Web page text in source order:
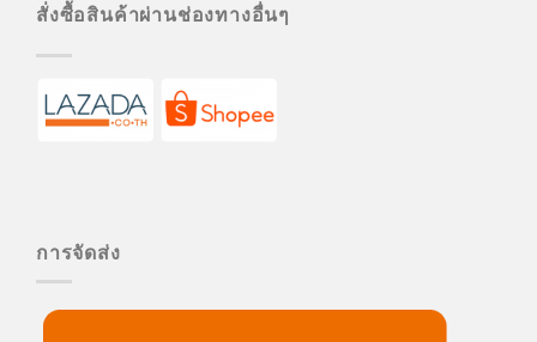
สั่งซื้อสินค้าผ่านช่องทางอื่นๆ
การจัดส่ง